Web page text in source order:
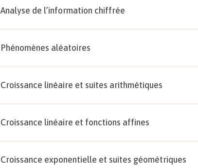
Analyse de l’information chiffrée
Phénomènes aléatoires
Croissance linéaire et suites arithmétiques
Croissance linéaire et fonctions affines
Croissance exponentielle et suites géométriques